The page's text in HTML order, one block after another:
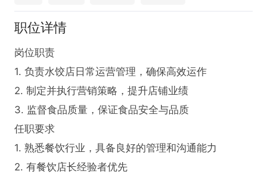
职位详情
岗位职责
1. 负责水饺店日常运营管理，确保高效运作
2. 制定并执行营销策略，提升店铺业绩
3. 监督食品质量，保证食品安全与品质
任职要求
1. 熟悉餐饮行业，具备良好的管理和沟通能力
2. 有餐饮店长经验者优先